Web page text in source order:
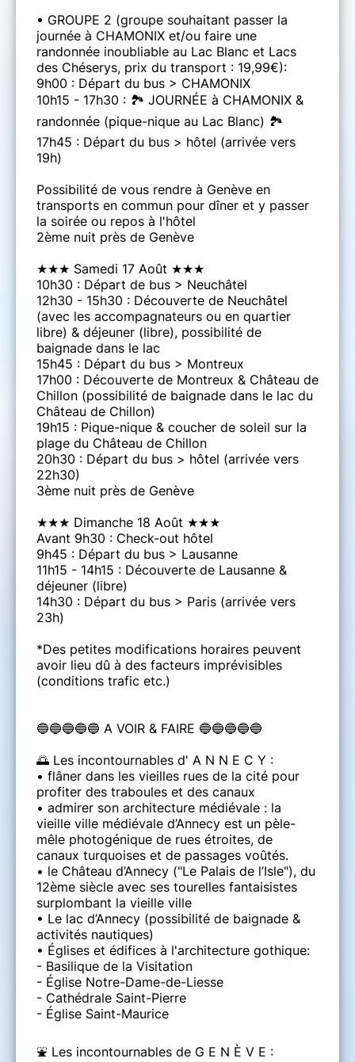
• GROUPE 2 (groupe souhaitant passer la
journée à CHAMONIX et/ou faire une
randonnée inoubliable au Lac Blanc et Lacs
des Chéserys, prix du transport : 19,99€):
9h00 : Départ du bus > CHAMONIX
10h15 - 17h30 : 🏞️ JOURNÉE à CHAMONIX &
randonnée (pique-nique au Lac Blanc) 🏞️
17h45 : Départ du bus > hôtel (arrivée vers
19h)
Possibilité de vous rendre à Genève en
transports en commun pour dîner et y passer
la soirée ou repos à l'hôtel
2ème nuit près de Genève
★★★ Samedi 17 Août ★★★
10h30 : Départ de bus > Neuchâtel
12h30 - 15h30 : Découverte de Neuchâtel
(avec les accompagnateurs ou en quartier
libre) & déjeuner (libre), possibilité de
baignade dans le lac
15h45 : Départ du bus > Montreux
17h00 : Découverte de Montreux & Château de
Chillon (possibilité de baignade dans le lac du
Château de Chillon)
19h15 : Pique-nique & coucher de soleil sur la
plage du Château de Chillon
20h30 : Départ du bus > hôtel (arrivée vers
22h30)
3ème nuit près de Genève
★★★ Dimanche 18 Août ★★★
Avant 9h30 : Check-out hôtel
9h45 : Départ du bus > Lausanne
11h15 - 14h15 : Découverte de Lausanne &
déjeuner (libre)
14h30 : Départ du bus > Paris (arrivée vers
23h)
*Des petites modifications horaires peuvent
avoir lieu dû à des facteurs imprévisibles
(conditions trafic etc.)
🔵🔵🔵🔵🔵 A VOIR & FAIRE 🔵🔵🔵🔵🔵
🌅 Les incontournables d' A N N E C Y :
• flâner dans les vieilles rues de la cité pour
profiter des traboules et des canaux
• admirer son architecture médiévale : la
vieille ville médiévale d’Annecy est un pèle-
mêle photogénique de rues étroites, de
canaux turquoises et de passages voûtés.
• le Château d’Annecy ("Le Palais de l’Isle"), du
12ème siècle avec ses tourelles fantaisistes
surplombant la vieille ville
• Le lac d’Annecy (possibilité de baignade &
activités nautiques)
• Églises et édifices à l'architecture gothique:
- Basilique de la Visitation
- Église Notre-Dame-de-Liesse
- Cathédrale Saint-Pierre
- Église Saint-Maurice
⛲ Les incontournables de G E N È V E :